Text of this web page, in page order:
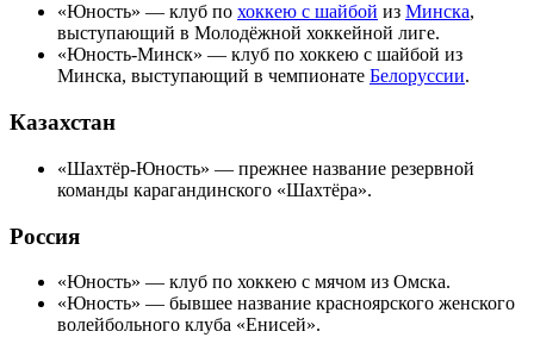
«Юность» — клуб по хоккею с шайбой из Минска,
выступающий в Молодёжной хоккейной лиге.
«Юность-Минск» — клуб по хоккею с шайбой из
Минска, выступающий в чемпионате Белоруссии.
Казахстан
«Шахтёр-Юность» — прежнее название резервной
команды карагандинского «Шахтёра».
Россия
«Юность» — клуб по хоккею с мячом из Омска.
«Юность» — бывшее название красноярского женского
волейбольного клуба «Енисей».